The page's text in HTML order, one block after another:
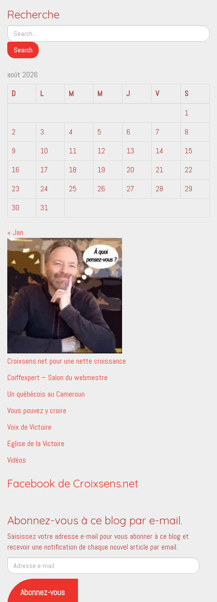
Recherche
août 2026
D
L M M J V
S
1
2
3 4 5 6 7
8
9
10 11 12 13 14
15
16
17 18 19 20 21
22
23
24 25 26 27 28
29
30
31
« Jan
Croixsens.net pour une nette croissance
Coiffexpert – Salon du webmestre
Un québécois au Cameroun
Vous pouvez y croire
Voix de Victoire
Eglise de la Victoire
Vidéos
Facebook de Croixsens.net
Abonnez-vous à ce blog par e-mail.
Saisissez votre adresse e-mail pour vous abonner à ce blog et
recevoir une notification de chaque nouvel article par email.
Adresse
e-
mail
Abonnez-vous